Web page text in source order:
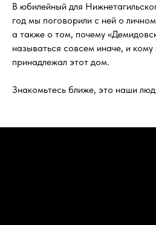
В юбилейный для
год мы поговорили с ней о
а также о том, почему
называться совсем иначе, и кому
принадлежал этот дом.
Знакомьтесь ближе, это наши